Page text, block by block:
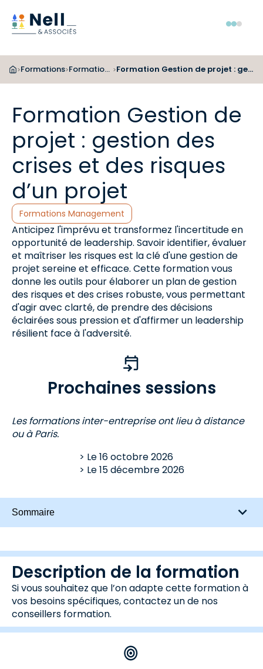
Aller au pied de page
Aller au menu
Aller au contenu
>Formations> Formations Management > Formation Gestion de projet : gestion des crises et des risques d’un projet
Formation Gestion de
projet : gestion des
crises et des risques
d’un projet
Catégories :
Formations Management
Anticipez l'imprévu et transformez l'incertitude en
opportunité de leadership. Savoir identifier, évaluer
et maîtriser les risques est la clé d'une gestion de
projet sereine et efficace. Cette formation vous
donne les outils pour élaborer un plan de gestion
des risques et des crises robuste, vous permettant
d'agir avec clarté, de prendre des décisions
éclairées sous pression et d'affirmer un leadership
résilient face à l'adversité.
Prochaines sessions
Les formations inter-entreprise ont lieu à distance
ou à Paris.
Le16 octobre 2026
Le15 décembre 2026
Sommaire
Description de la formation
Si vous souhaitez que l’on adapte cette formation à
vos besoins spécifiques, contactez un de nos
conseillers formation.